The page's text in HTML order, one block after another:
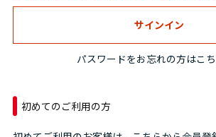
パスワードをお忘れの方はこ
初めてのご利用の方